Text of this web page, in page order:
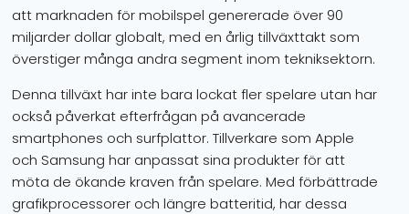
att marknaden för mobilspel genererade över 90
miljarder dollar globalt, med en årlig tillväxttakt som
överstiger många andra segment inom tekniksektorn.
Denna tillväxt har inte bara lockat fler spelare utan har
också påverkat efterfrågan på avancerade
smartphones och surfplattor. Tillverkare som Apple
och Samsung har anpassat sina produkter för att
möta de ökande kraven från spelare. Med förbättrade
grafikprocessorer och längre batteritid, har dessa